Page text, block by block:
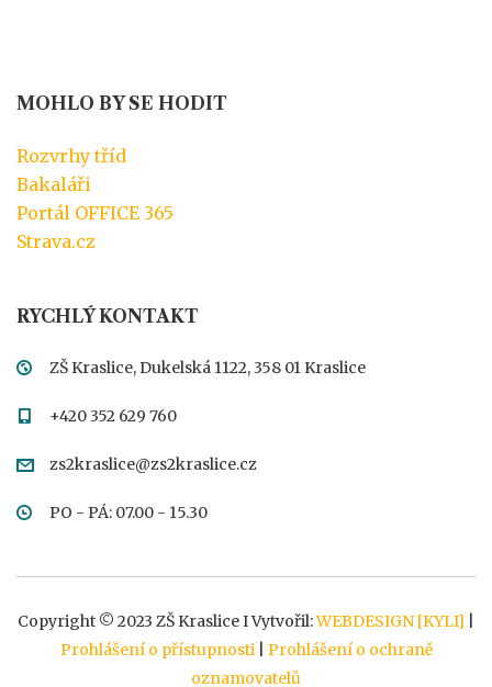
MOHLO BY SE HODIT
Rozvrhy tříd
Bakaláři
Portál OFFICE 365
Strava.cz
RYCHLÝ KONTAKT
ZŠ Kraslice, Dukelská 1122, 358 01 Kraslice
+420 352 629 760
zs2kraslice@zs2kraslice.cz
PO - PÁ: 07.00 - 15.30
Copyright © 2023 ZŠ Kraslice I Vytvořil:WEBDESIGN [KYLI]
Prohlášení o přístupnosti| Prohlášení o ochraně
oznamovatelů